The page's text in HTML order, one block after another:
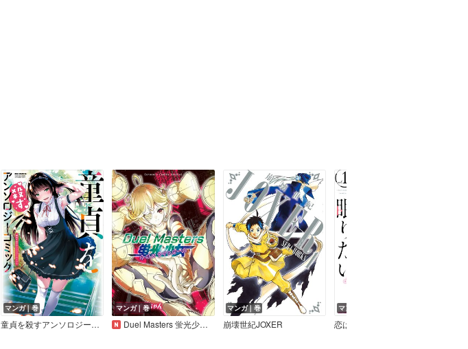
マンガ｜巻
童貞を殺すアンソロジーコミック
マンガ｜巻
Duel Masters 蛍光少女‐ネオンライトガール‐
マンガ｜巻
崩壊世紀JOXER
マンガ｜巻
恋はいいから眠りたい！